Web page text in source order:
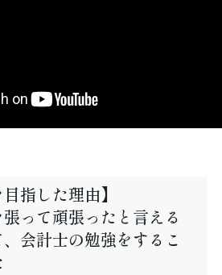
指した理由】
って頑張ったと言える
会計士の勉強をするこ